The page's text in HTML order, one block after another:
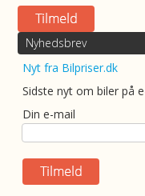
Nyhedsbrev
Nyt fra Bilpriser.dk
Sidste nyt om biler på
Din e-mail